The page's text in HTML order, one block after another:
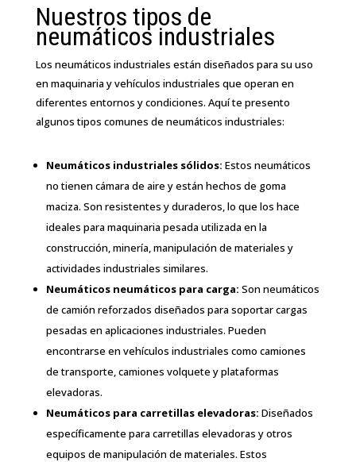
Nuestros tipos de
neumáticos industriales
Los neumáticos industriales están diseñados para su uso
en maquinaria y vehículos industriales que operan en
diferentes entornos y condiciones. Aquí te presento
algunos tipos comunes de neumáticos industriales:
Neumáticos industriales sólidos: Estos neumáticos
no tienen cámara de aire y están hechos de goma
maciza. Son resistentes y duraderos, lo que los hace
ideales para maquinaria pesada utilizada en la
construcción, minería, manipulación de materiales y
actividades industriales similares.
Neumáticos neumáticos para carga: Son neumáticos
de camión reforzados diseñados para soportar cargas
pesadas en aplicaciones industriales. Pueden
encontrarse en vehículos industriales como camiones
de transporte, camiones volquete y plataformas
elevadoras.
Neumáticos para carretillas elevadoras: Diseñados
específicamente para carretillas elevadoras y otros
equipos de manipulación de materiales. Estos